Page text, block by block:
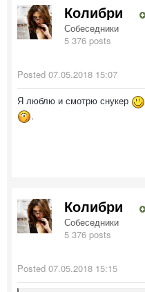
Колибри
Собеседники
5 376 posts
Posted 07.05.2018 15:07
Я люблю и смотрю снукер
.
Колибри
Собеседники
5 376 posts
Posted 07.05.2018 15:15